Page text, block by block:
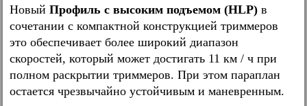
Новый Профиль с высоким подъемом (HLP) в
сочетании с компактной конструкцией триммеров
это обеспечивает более широкий диапазон
скоростей, который может достигать 11 км / ч при
полном раскрытии триммеров. При этом параплан
остается чрезвычайно устойчивым и маневренным.